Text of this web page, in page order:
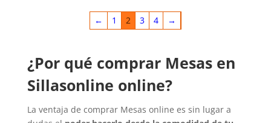
← 1 2 3 4 →
¿Por qué comprar Mesas en
Sillasonline online?
La ventaja de comprar Mesas online es sin lugar a